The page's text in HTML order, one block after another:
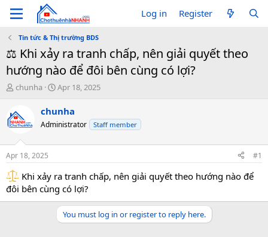
Log in Register
Tin tức & Thị trường BDS
⚖️ Khi xảy ra tranh chấp, nên giải quyết theo
hướng nào để đôi bên cùng có lợi?
T
e
a
d
t
a
r
t
e
chunha
S
a
r
t
t
e
Apr 18, 2025
chunha
Administrator Staff member
Apr 18, 2025 #1
Khi xảy ra tranh chấp, nên giải quyết theo hướng nào để
đôi bên cùng có lợi?
You must log in or register to reply here.